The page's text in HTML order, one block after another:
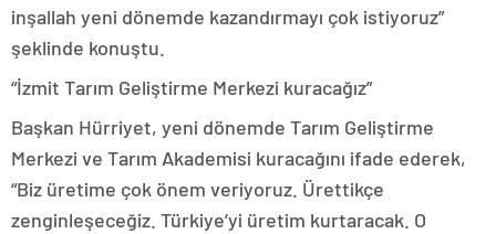
inşallah yeni dönemde kazandırmayı çok istiyoruz”
şeklinde konuştu.
“İzmit Tarım Geliştirme Merkezi kuracağız”
Başkan Hürriyet, yeni dönemde Tarım Geliştirme
Merkezi ve Tarım Akademisi kuracağını ifade ederek,
“Biz üretime çok önem veriyoruz. Ürettikçe
zenginleşeceğiz. Türkiye’yi üretim kurtaracak. O